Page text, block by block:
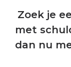
Zoek je
met
dan nu